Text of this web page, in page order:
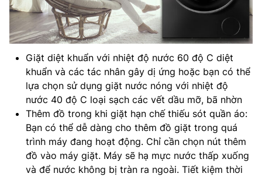
Giặt diệt khuẩn với nhiệt độ nước 60 độ C diệt
khuẩn và các tác nhân gây dị ứng hoặc bạn có thể
lựa chọn sử dụng giặt nước nóng với nhiệt độ
nước 40 độ C loại sạch các vết dầu mỡ, bã nhờn
Thêm đồ trong khi giặt hạn chế thiếu sót quần áo:
Bạn có thể dễ dàng cho thêm đồ giặt trong quá
trình máy đang hoạt động. Chỉ cần chọn nút thêm
đồ vào máy giặt. Máy sẽ hạ mực nước thấp xuống
và để nước không bị tràn ra ngoài. Tiết kiệm thời